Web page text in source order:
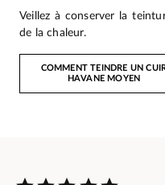
Veillez à conserver la
de la chaleur.
COMMENT TEINDRE UN
HAVANE MOYEN